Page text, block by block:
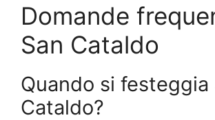
Domande
San Cataldo
Quando si festeggia
Cataldo?